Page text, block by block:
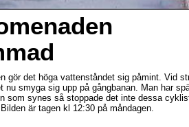
gör det höga vattenståndet sig påmint. Vid
nu smyga sig upp på gångbanan. Man har
som synes så stoppade det inte dessa
är tagen kl 12:30 på måndagen.